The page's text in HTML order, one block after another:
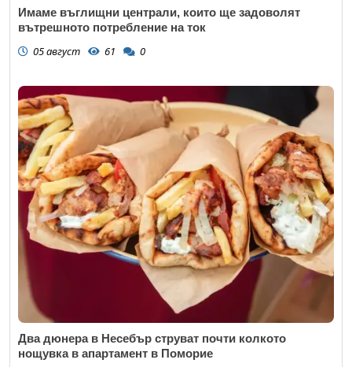
Имаме въглищни централи, които ще задоволят
вътрешното потребление на ток
05 август 61 0
Два дюнера в Несебър струват почти колкото
нощувка в апартамент в Поморие